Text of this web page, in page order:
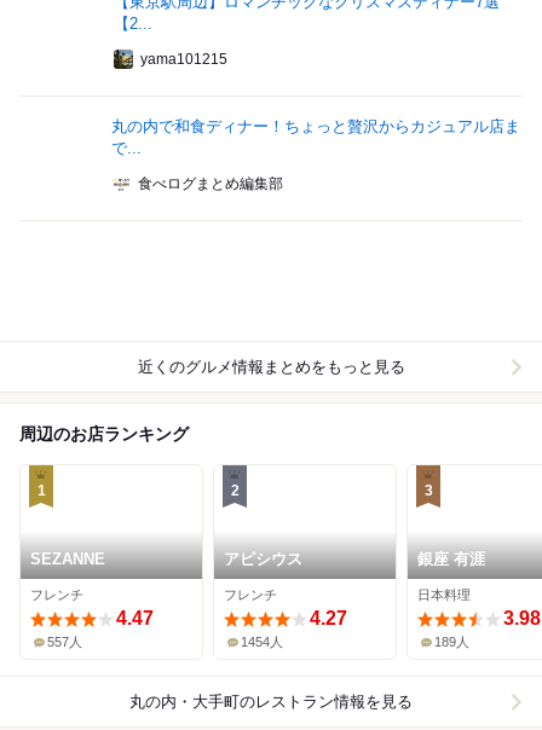
【2...
yama101215
丸の内で和食ディナー！ちょっと贅沢からカジュアル店ま
で...
食べログまとめ編集部
近くのグルメ情報まとめをもっと見る
周辺のお店ランキング
1
SEZANNE
フレンチ
4.47
557人
2
アピシウス
フレンチ
4.27
1454人
3
銀座 有涯
日本料理
3.98
189人
丸の内・大手町のレストラン情報を見る